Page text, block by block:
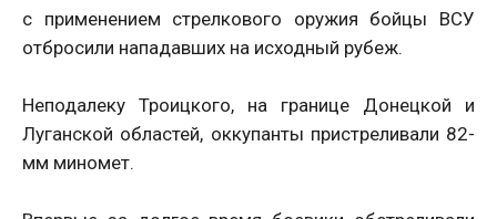
с применением стрелкового оружия бойцы ВСУ
отбросили нападавших на исходный рубеж.
Неподалеку Троицкого, на границе Донецкой и
Луганской областей, оккупанты пристреливали 82-
мм миномет.